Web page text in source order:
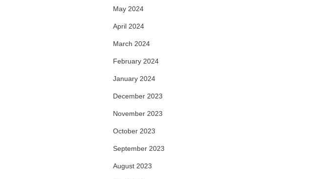
May 2024
April 2024
March 2024
February 2024
January 2024
December 2023
November 2023
October 2023
September 2023
August 2023